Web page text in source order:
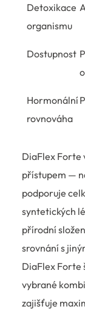
Detoxikace
organismu
Dostupnost
Hormonální
rovnováha
DiaFlex Forte
přístupem —
podporuje
syntetických
přírodní
srovnání s
DiaFlex Forte
vybrané
zajišťuje